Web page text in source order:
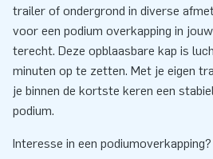
trailer of ondergrond in diverse
voor een podium overkapping in
terecht. Deze opblaasbare kap is
minuten op te zetten. Met je eigen
je binnen de kortste keren een
podium.
Interesse in een podiumoverkapping?